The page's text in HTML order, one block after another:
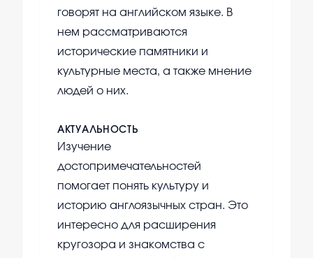
говорят на английском языке. В
нем рассматриваются
исторические памятники и
культурные места, а также мнение
людей о них.
АКТУАЛЬНОСТЬ
Изучение
достопримечательностей
помогает понять культуру и
историю англоязычных стран. Это
интересно для расширения
кругозора и знакомства с